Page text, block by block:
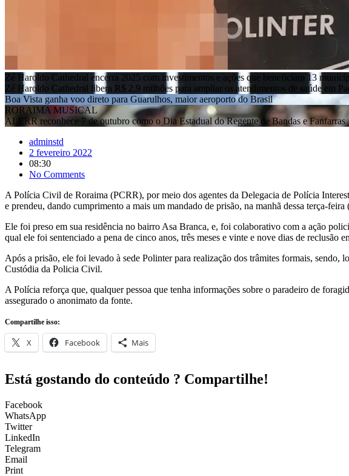
Zé Haroldo Cathedral encerra 2025 com investimentos e ações que beneficiam 13
Zé Haroldo Cathedral libera R$ 2,9 milhões para ampliar os atendimentos de saúde em
Boa Vista ganha voo direto para Guarulhos, maior aeroporto do Brasil
RORAIMA MUSICAL
ALERR reconhece 7 de outubro como o Dia Estadual do Regente de Bandas e Fanfarras
adminstd
2 fevereiro 2022
08:30
No Comments
A Polícia Civil de Roraima (PCRR), por meio dos agentes da Delegacia de Polícia
e prendeu, dando cumprimento a mais um mandado de prisão, na manhã dessa terça-
Ele foi preso em sua residência no bairro Asa Branca, e, foi colaborativo com a ação
qual ele foi sentenciado a pena de cinco anos, três meses e vinte e nove dias de reclusão
Após a prisão, ele foi levado à sede Polinter para realização dos trâmites formais,
Custódia da Policia Civil.
A Polícia reforça que, qualquer pessoa que tenha informações sobre o paradeiro de
assegurado o anonimato da fonte.
Compartilhe isso:
X Facebook Mais
Está gostando do conteúdo ? Compartilhe!
Facebook
WhatsApp
Twitter
LinkedIn
Telegram
Email
Print